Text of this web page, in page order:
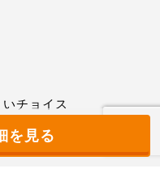
チョイス
を見る